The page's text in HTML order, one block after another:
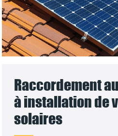
Raccordement
à installation de
solaires